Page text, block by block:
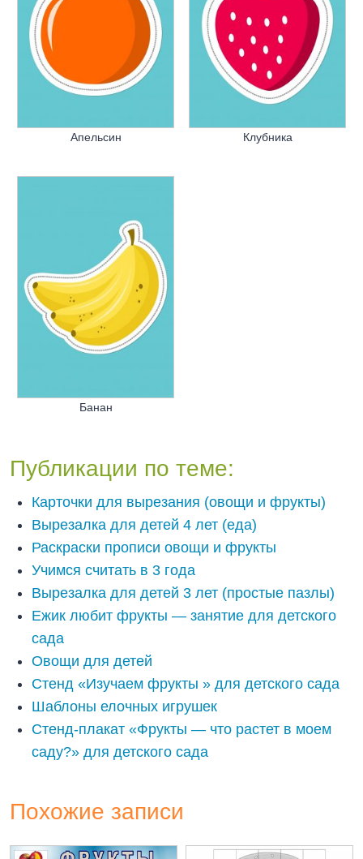
Апельсин Клубника
Банан
Публикации по теме:
Карточки для вырезания (овощи и фрукты)
Вырезалка для детей 4 лет (еда)
Раскраски прописи овощи и фрукты
Учимся считать в 3 года
Вырезалка для детей 3 лет (простые пазлы)
Ежик любит фрукты — занятие для детского
сада
Овощи для детей
Стенд «Изучаем фрукты » для детского сада
Шаблоны елочных игрушек
Стенд-плакат «Фрукты — что растет в моем
саду?» для детского сада
Похожие записи